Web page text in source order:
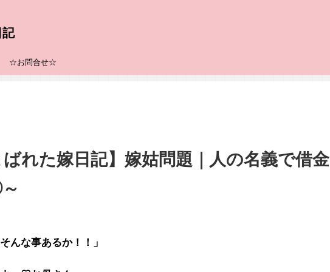
記
☆お問合せ☆
ばれた嫁日記】嫁姑問題｜人の名義で借金
んな事あるか！！」